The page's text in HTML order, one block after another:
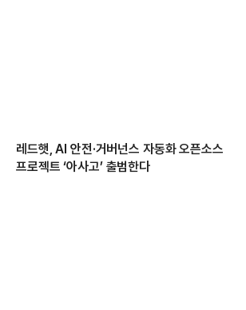
레드햇, AI 안전·거버넌스 자동화 오픈소스
프로젝트 ‘아사고’ 출범한다